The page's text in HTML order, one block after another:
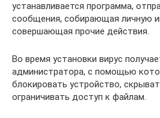
устанавливается программа,
сообщения, собирающая личную
совершающая прочие действия.
Во время установки вирус
администратора, с помощью
блокировать устройство,
ограничивать доступ к файлам.